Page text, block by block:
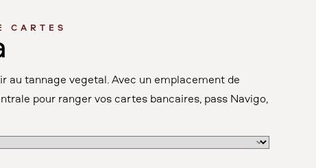
CARTES
au tannage végétal. Avec un emplacement de
pour ranger vos cartes bancaires, pass Navigo,